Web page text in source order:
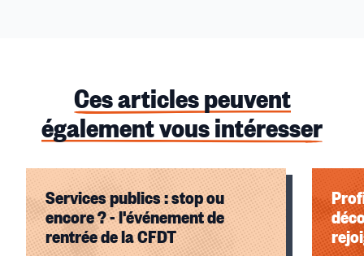
Ces articles peuvent
également vous intéresser
Services publics : stop ou
encore ? - l'événement de
rentrée de la CFDT